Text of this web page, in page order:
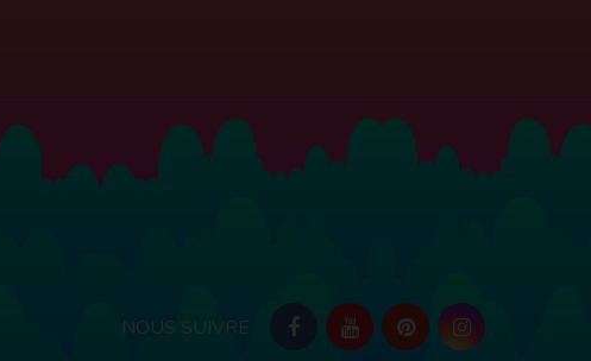
NOUS SUIVRE